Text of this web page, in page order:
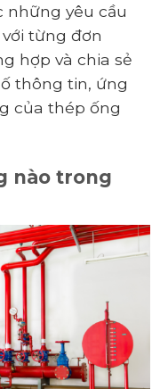
những yêu cầu
từng đơn
hợp và chia sẻ
thông tin, ứng
của thép ống
nào trong